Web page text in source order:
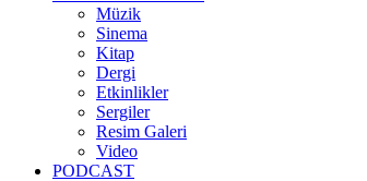
Müzik
Sinema
Kitap
Dergi
Etkinlikler
Sergiler
Resim Galeri
Video
PODCAST